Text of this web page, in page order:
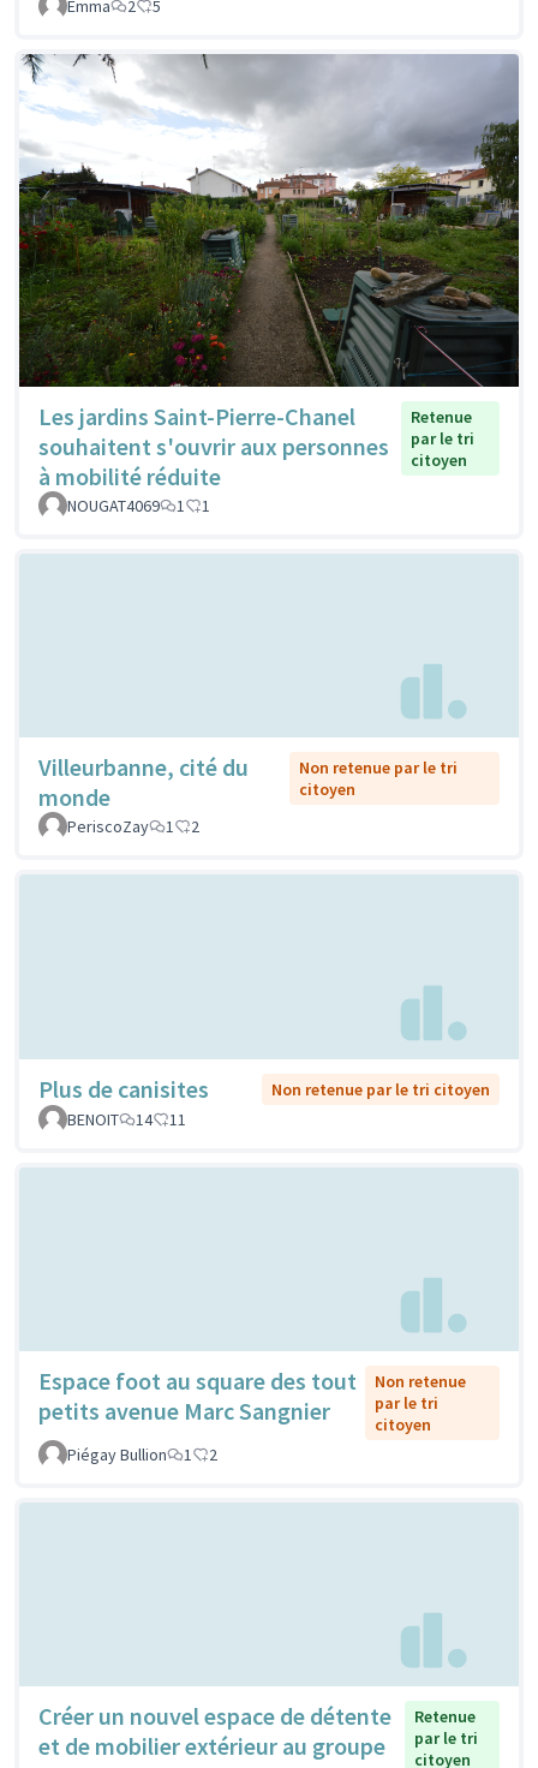
Emma
2 5
Les jardins Saint-Pierre-Chanel
souhaitent s'ouvrir aux personnes
à mobilité réduite
Retenue
par le tri
citoyen
NOUGAT4069 1 1
Villeurbanne, cité du
monde
Non retenue par le tri
citoyen
PeriscoZay
1 2
Plus de canisites
Non retenue par le tri citoyen
BENOIT
14 11
Espace foot au square des tout
petits avenue Marc Sangnier
Non retenue
par le tri
citoyen
Piégay Bullion
1 2
Créer un nouvel espace de détente
et de mobilier extérieur au groupe
Retenue
par le tri
citoyen